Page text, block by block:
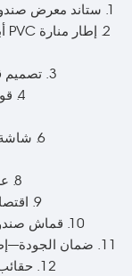
1. ستاند معرض صندوق ضوئي قابل للتعديل مقاس 3 أمتار × 6 أمتار
3. تصميم قابل للتعديل---هيكل مشبك براءة اختراع مبتكرة
4. قوس صندوق ضوئي ذاتي التركيب، سهل التجميع
6. شاشة عرض اختيارية بتصميم LED لمعرض المنتجات
8. عرض صندوق إضاءة بتأثير مرتفع يجعلك ملحوظًا
9. اقتصادي---مدة خدمة شريط المصباح، 50000 ساعة
10. قماش صندوق الإضاءة المقاوم للحريق: DIN 4102 فئة B1
11. ضمان الجودة---إطار PVC وملحقات مقاومة للهب من مادة ABS
12. حقائب نقل محمولة على العجلات لكل صندوق إضاءة